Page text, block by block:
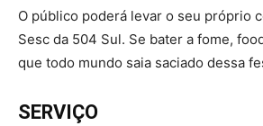
O público poderá levar o seu próprio
Sesc da 504 Sul. Se bater a fome,
que todo mundo saia saciado dessa
SERVIÇO